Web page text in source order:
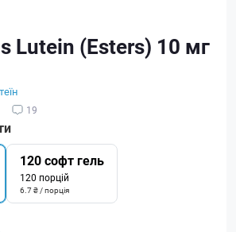
Lutein (Esters) 10 мг
19
120 софт гель
120 порцій
6.7 ₴ / порція